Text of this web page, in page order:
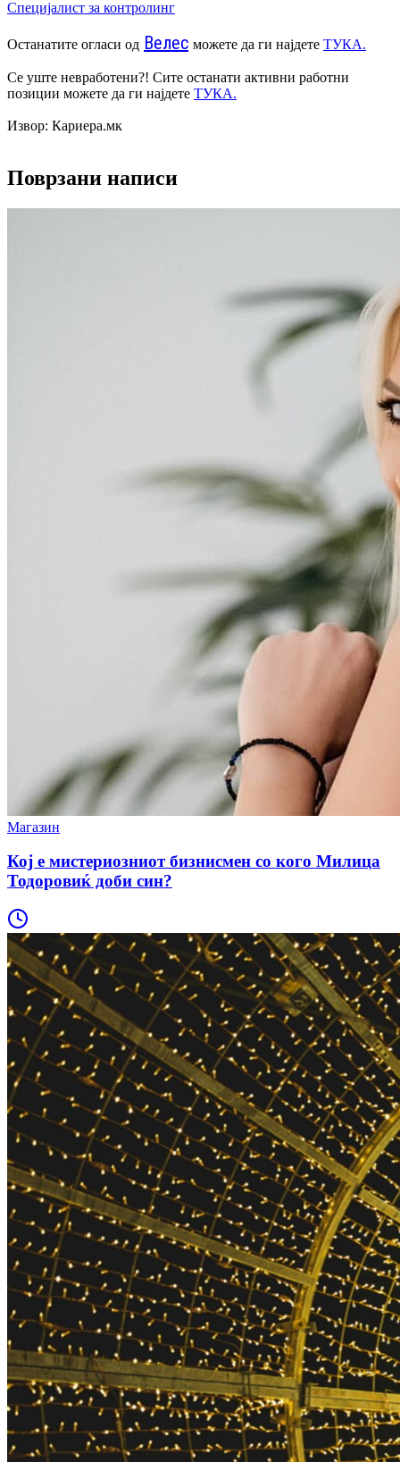
Специјалист за контролинг
Останатите огласи од Велес можете да ги најдете ТУКА.
Се уште невработени?! Сите останати активни работни
позиции можете да ги најдете ТУКА.
Извор: Кариера.мк
Поврзани написи
Магазин
Кој е мистериозниот бизнисмен со кого Милица
Тодоровиќ доби син?